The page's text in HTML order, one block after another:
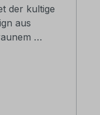
der kultige
aus